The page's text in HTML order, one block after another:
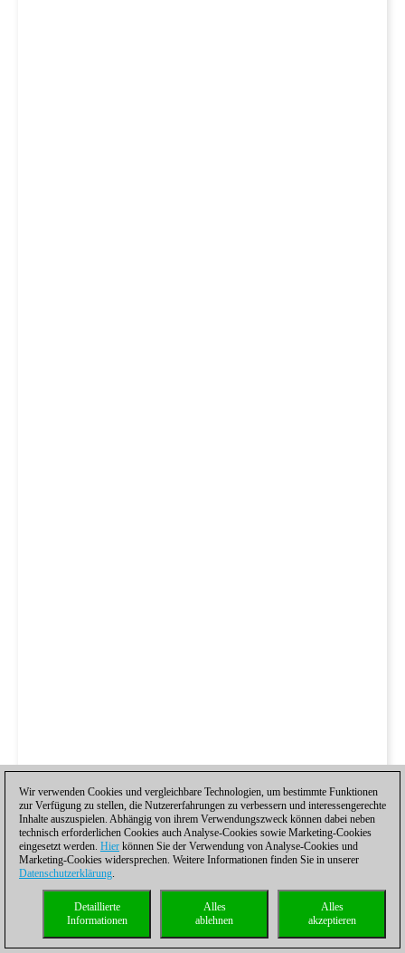
Wir verwenden Cookies und vergleichbare Technologien, um bestimmte Funktionen
zur Verfügung zu stellen, die Nutzererfahrungen zu verbessern und interessengerechte
Inhalte auszuspielen. Abhängig von ihrem Verwendungszweck können dabei neben
technisch erforderlichen Cookies auch Analyse-Cookies sowie Marketing-Cookies
eingesetzt werden. Hier können Sie der Verwendung von Analyse-Cookies und
Marketing-Cookies widersprechen. Weitere Informationen finden Sie in unserer
Datenschutzerklärung.
Alles
akzeptieren
Alles
ablehnen
Detaillierte
Informationen